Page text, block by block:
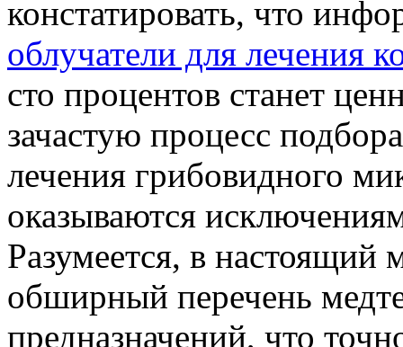
констатировать, что
облучатели для лечения
сто процентов станет
зачастую процесс
лечения грибовидного
оказываются
Разумеется, в настоящий
обширный перечень
предназначений, что